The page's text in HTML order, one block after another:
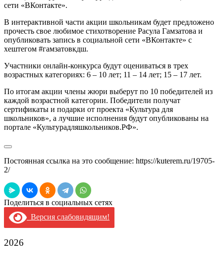
сети «ВКонтакте».
В интерактивной части акции школьникам будет предложено
прочесть свое любимое стихотворение Расула Гамзатова и
опубликовать запись в социальной сети «ВКонтакте» с
хештегом #гамзатовкдш.
Участники онлайн-конкурса будут оцениваться в трех
возрастных категориях: 6 – 10 лет; 11 – 14 лет; 15 – 17 лет.
По итогам акции члены жюри выберут по 10 победителей из
каждой возрастной категории. Победители получат
сертификаты и подарки от проекта «Культура для
школьников», а лучшие исполнения будут опубликованы на
портале «Культурадляшкольников.РФ».
Постоянная ссылка на это сообщение: https://kuterem.ru/19705-
2/
Поделиться в социальных сетях
Версия слабовидящим!
2026